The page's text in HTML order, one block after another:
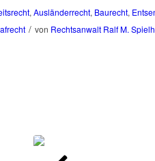
, Ausländerrecht, Baurecht,
/ von Rechtsanwalt Ralf M.